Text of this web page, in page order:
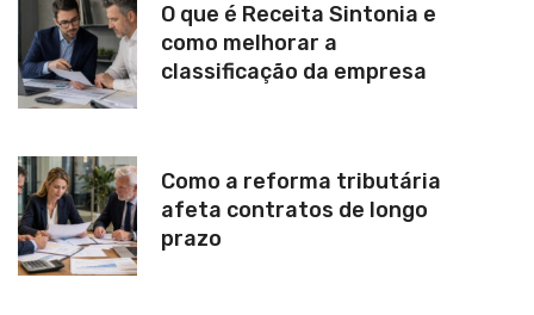
O que é Receita Sintonia e
como melhorar a
classificação da empresa
Como a reforma tributária
afeta contratos de longo
prazo